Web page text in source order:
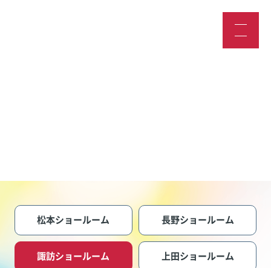
松本ショールーム 長野ショールーム
諏訪ショールーム 上田ショールーム